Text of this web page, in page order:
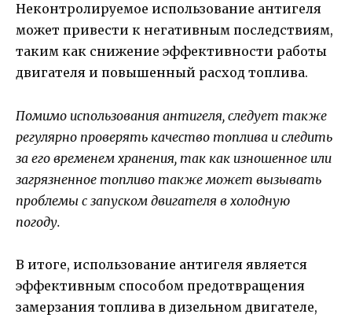
Неконтролируемое использование антигеля
может привести к негативным последствиям,
таким как снижение эффективности работы
двигателя и повышенный расход топлива.
Помимо использования антигеля, следует также
регулярно проверять качество топлива и следить
за его временем хранения, так как изношенное или
загрязненное топливо также может вызывать
проблемы с запуском двигателя в холодную
погоду.
В итоге, использование антигеля является
эффективным способом предотвращения
замерзания топлива в дизельном двигателе,